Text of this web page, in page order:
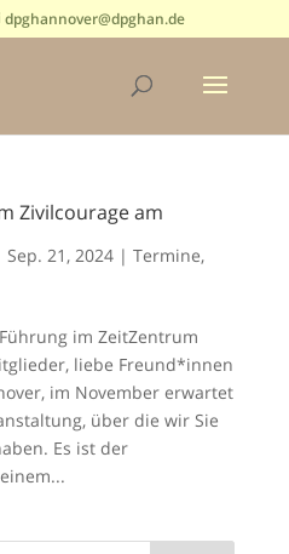
dpghannover@dpghan.de
Zivilcourage am
Sep. 21, 2024| Termine,
im ZeitZentrum
liebe Freund*innen
im November erwartet
über die wir Sie
Es ist der